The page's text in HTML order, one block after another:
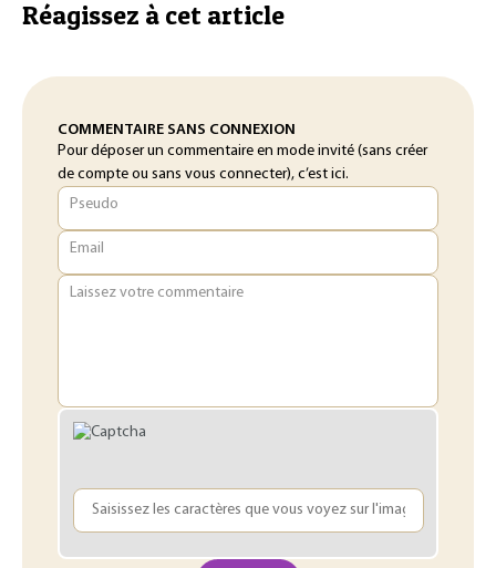
Réagissez à cet article
COMMENTAIRE SANS CONNEXION
Pour déposer un commentaire en mode invité (sans créer
de compte ou sans vous connecter), c’est ici.
Pseudo
Email
Laissez votre commentaire